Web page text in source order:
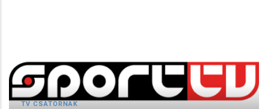
TV CSATORNÁK